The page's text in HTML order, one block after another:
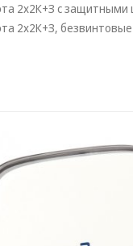
2х2К+З с
2х2К+З,